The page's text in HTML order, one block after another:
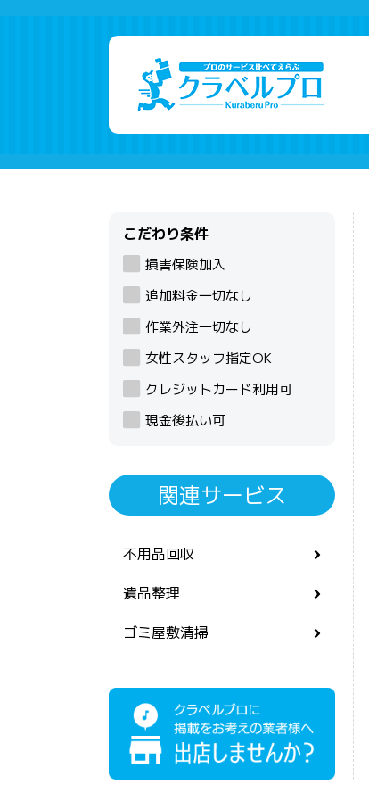
こだわり条件
損害保険加入
追加料金一切なし
作業外注一切なし
女性スタッフ指定OK
クレジットカード利用可
現金後払い可
関連サービス
不用品回収
遺品整理
ゴミ屋敷清掃